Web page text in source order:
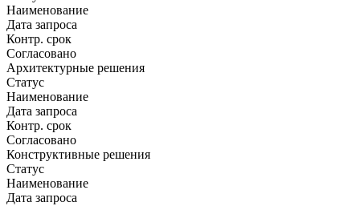
Наименование
Дата запроса
Контр. срок
Согласовано
Архитектурные решения
Статус
Наименование
Дата запроса
Контр. срок
Согласовано
Конструктивные решения
Статус
Наименование
Дата запроса